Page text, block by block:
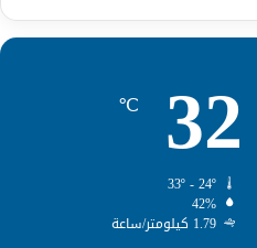
32
℃
42%
1.79 كيلومتر/ساعة